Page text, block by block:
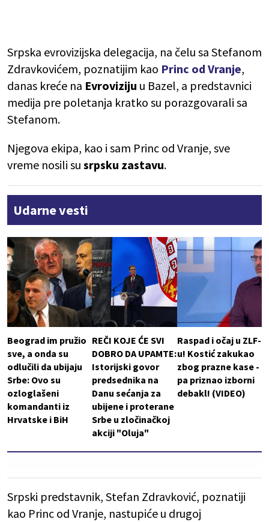
Srpska evrovizijska delegacija, na čelu sa Stefanom
Zdravkovićem, poznatijim kao Princ od Vranje,
danas kreće na Evroviziju u Bazel, a predstavnici
medija pre poletanja kratko su porazgovarali sa
Stefanom.
Njegova ekipa, kao i sam Princ od Vranje, sve
vreme nosili su srpsku zastavu.
Udarne vesti
Beograd im pružio
sve, a onda su
odlučili da ubijaju
Srbe: Ovo su
ozloglašeni
komandanti iz
Hrvatske i BiH
REČI KOJE ĆE SVI
DOBRO DA UPAMTE:
Istorijski govor
predsednika na
Danu sećanja za
ubijene i proterane
Srbe u zločinačkoj
akciji "Oluja"
Raspad i očaj u ZLF-
u! Kostić zakukao
zbog prazne kase -
pa priznao izborni
debakl! (VIDEO)
Srpski predstavnik, Stefan Zdravković, poznatiji
kao Princ od Vranje, nastupiće u drugoj